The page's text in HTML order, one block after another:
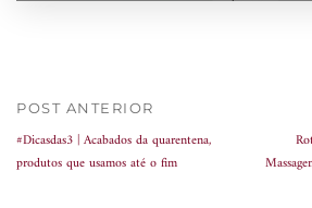
POST ANTERIOR
#Dicasdas3 | Acabados da quarentena,
produtos que usamos até o fim